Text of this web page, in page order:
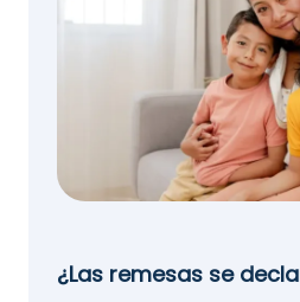
¿Las remesas se